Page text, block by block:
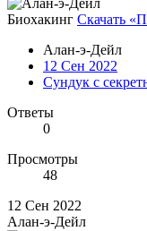
Биохакинг Скачать
Алан-э-Дейл
12 Сен 2022
Сундук с
Ответы
0
Просмотры
48
12 Сен 2022
Алан-э-Дейл